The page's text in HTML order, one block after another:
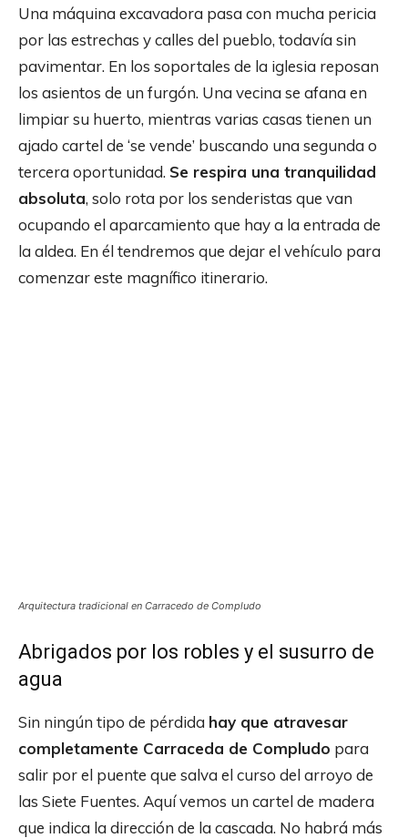
Una máquina excavadora pasa con mucha pericia
por las estrechas y calles del pueblo, todavía sin
pavimentar. En los soportales de la iglesia reposan
los asientos de un furgón. Una vecina se afana en
limpiar su huerto, mientras varias casas tienen un
ajado cartel de ‘se vende’ buscando una segunda o
tercera oportunidad. Se respira una tranquilidad
absoluta, solo rota por los senderistas que van
ocupando el aparcamiento que hay a la entrada de
la aldea. En él tendremos que dejar el vehículo para
comenzar este magnífico itinerario.
Arquitectura tradicional en Carracedo de Compludo
Abrigados por los robles y el susurro de
agua
Sin ningún tipo de pérdida hay que atravesar
completamente Carraceda de Compludo para
salir por el puente que salva el curso del arroyo de
las Siete Fuentes. Aquí vemos un cartel de madera
que indica la dirección de la cascada. No habrá más